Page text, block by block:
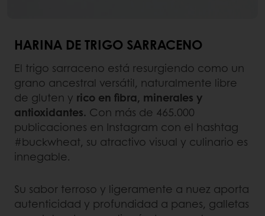
HARINA DE TRIGO SARRACENO
El trigo sarraceno está resurgiendo como un
grano ancestral versátil, naturalmente libre
de gluten y rico en fibra, minerales y
antioxidantes. Con más de 465.000
publicaciones en Instagram con el hashtag
#buckwheat, su atractivo visual y culinario es
innegable.
Su sabor terroso y ligeramente a nuez aporta
autenticidad y profundidad a panes, galletas